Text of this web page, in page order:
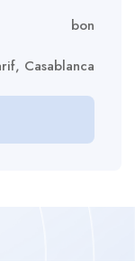
bon
Casablanca